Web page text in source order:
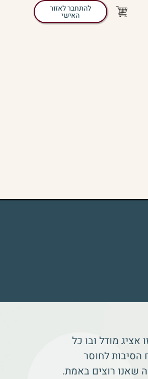
להתחבר לאזור
האישי
מודל ובו כל
הסיבות לחוסר
שאנו רוצים באמת.